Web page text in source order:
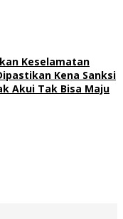
Keselamatan
Kena Sanksi
Akui Tak Bisa Maju